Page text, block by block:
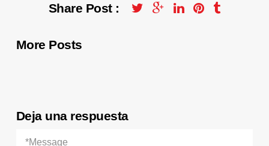
Share Post :
More Posts
Deja una respuesta